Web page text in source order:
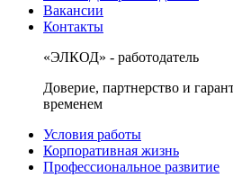
Вакансии
Контакты
«ЭЛКОД» - работодатель
Доверие, партнерство и
временем
Условия работы
Корпоративная жизнь
Профессиональное развитие